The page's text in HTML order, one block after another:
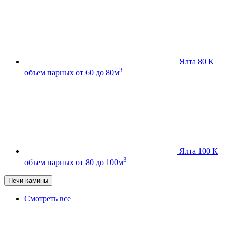
Ялта 80 К
объем парных от 60 до 80м3
Ялта 100 К
объем парных от 80 до 100м3
Печи-камины
Смотреть все